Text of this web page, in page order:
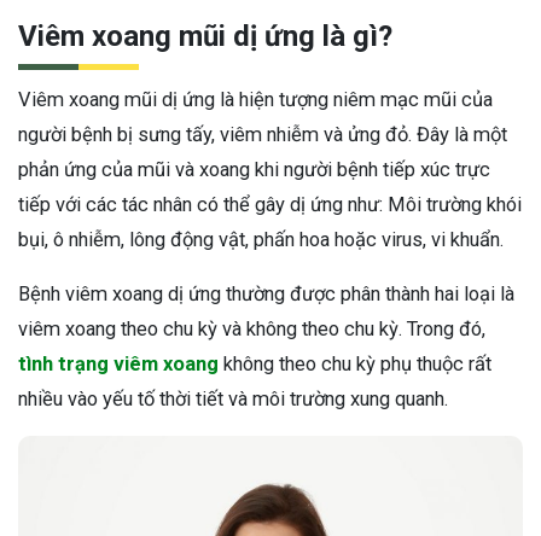
Viêm xoang mũi dị ứng là gì?
Viêm xoang mũi dị ứng là hiện tượng niêm mạc mũi của
người bệnh bị sưng tấy, viêm nhiễm và ửng đỏ. Đây là một
phản ứng của mũi và xoang khi người bệnh tiếp xúc trực
tiếp với các tác nhân có thể gây dị ứng như: Môi trường khói
bụi, ô nhiễm, lông động vật, phấn hoa hoặc virus, vi khuẩn.
Bệnh viêm xoang dị ứng thường được phân thành hai loại là
viêm xoang theo chu kỳ và không theo chu kỳ. Trong đó,
tình trạng viêm xoang không theo chu kỳ phụ thuộc rất
nhiều vào yếu tố thời tiết và môi trường xung quanh.